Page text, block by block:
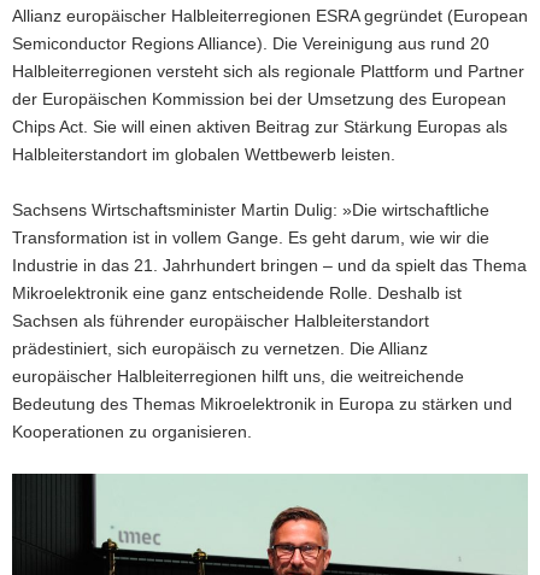
Allianz europäischer Halbleiterregionen ESRA gegründet (European
Semiconductor Regions Alliance). Die Vereinigung aus rund 20
Halbleiterregionen versteht sich als regionale Plattform und Partner
der Europäischen Kommission bei der Umsetzung des European
Chips Act. Sie will einen aktiven Beitrag zur Stärkung Europas als
Halbleiterstandort im globalen Wettbewerb leisten.
Sachsens Wirtschaftsminister Martin Dulig: »Die wirtschaftliche
Transformation ist in vollem Gange. Es geht darum, wie wir die
Industrie in das 21. Jahrhundert bringen – und da spielt das Thema
Mikroelektronik eine ganz entscheidende Rolle. Deshalb ist
Sachsen als führender europäischer Halbleiterstandort
prädestiniert, sich europäisch zu vernetzen. Die Allianz
europäischer Halbleiterregionen hilft uns, die weitreichende
Bedeutung des Themas Mikroelektronik in Europa zu stärken und
Kooperationen zu organisieren.